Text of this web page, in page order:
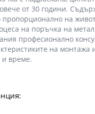
от 30 години.
пропорционално на
на поръчка на
професионално
на монтажа
време.